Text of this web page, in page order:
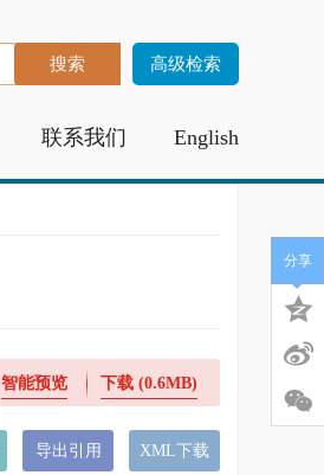
高级检索
联系我们 English
智能预览 下载(0.6MB)
导出引用 XML下载
分享